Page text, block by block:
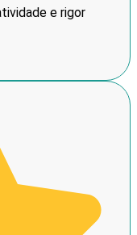
e rigor